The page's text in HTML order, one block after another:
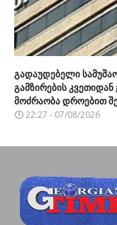
გადაუდებელი
გამზირების
მოძრაობა დროებით
22:27 - 07/08/2026